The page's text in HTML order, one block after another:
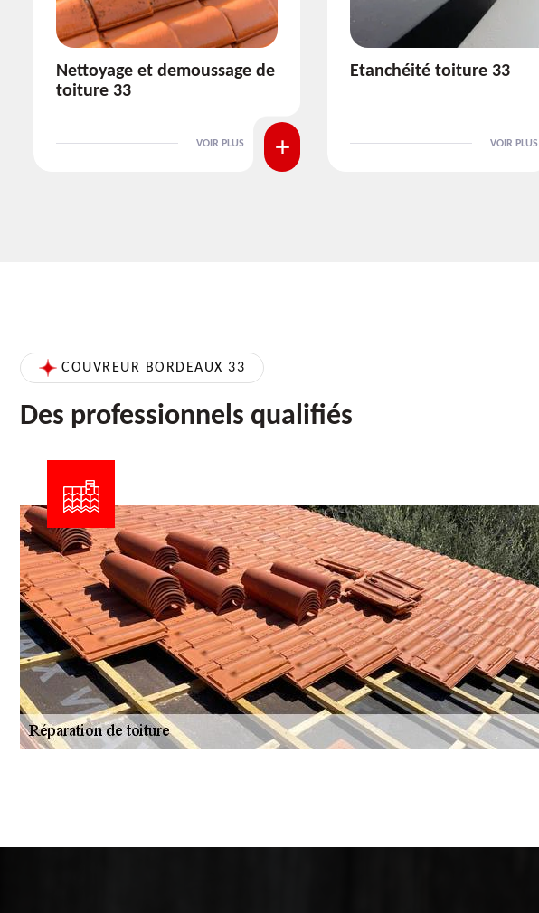
Etanchéité toiture 33
VOIR PLUS
Réparation de toiture 33
VOIR PLUS
COUVREUR BORDEAUX 33
Des professionnels qualifiés